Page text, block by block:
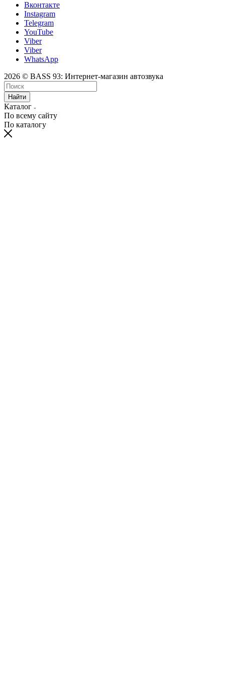
Вконтакте
Instagram
Telegram
YouTube
Viber
Viber
WhatsApp
2026 © BASS 93: Интернет-магазин автозвука
Найти
Каталог
По всему сайту
По каталогу